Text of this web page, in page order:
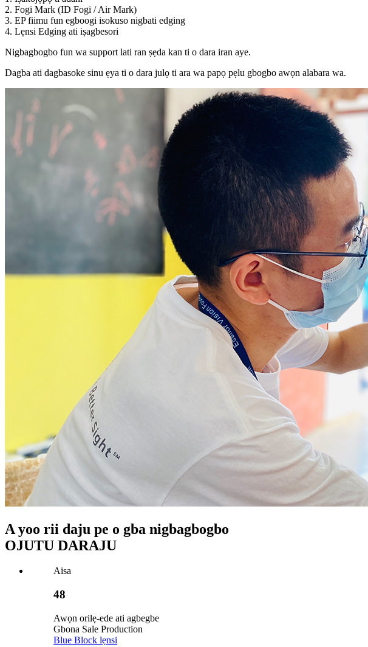
2. Fogi Mark (ID Fogi / Air Mark)
3. EP fiimu fun egboogi isokuso nigbati edging
4. Lẹnsi Edging ati iṣagbesori
Nigbagbogbo fun wa support lati ran ṣẹda kan ti o dara iran aye.
Dagba ati dagbasoke sinu ẹya ti o dara julọ ti ara wa papọ pẹlu gbogbo awọn alabara wa.
A yoo rii daju pe o gba nigbagbogbo
OJUTU DARAJU
Aisa
48
Awọn orilẹ-ede ati agbegbe
Gbona Sale Production
Blue Block lẹnsi